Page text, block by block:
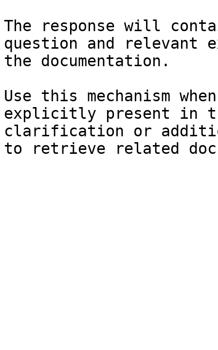
The response will
question and relevant
the documentation.
Use this mechanism
explicitly present in
clarification or